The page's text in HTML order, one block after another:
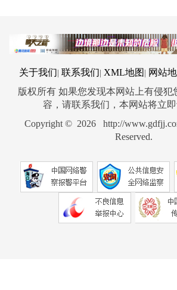
关于我们 联系我们 XML地图 网站
版权所有 如果您发现本网站上有侵犯
容，请联系我们，本网站将立即
Copyright © 2026 http://
Reserved.